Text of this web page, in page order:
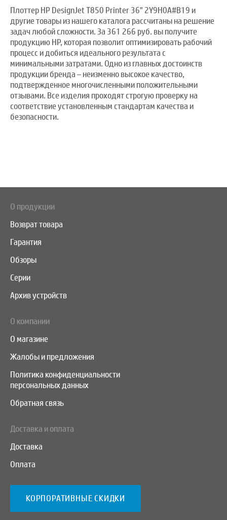
Плоттер HP DesignJet T850 Printer 36" 2Y9H0A#B19 и
другие товары из нашего каталога рассчитаны на решение
задач любой сложности. За 361 266 руб. вы получите
продукцию HP, которая позволит оптимизировать рабочий
процесс и добиться идеального результата с
минимальными затратами. Одно из главных достоинств
продукции бренда – неизменно высокое качество,
подтвержденное многочисленными положительными
отзывами. Все изделия проходят строгую проверку на
соответствие установленным стандартам качества и
безопасности.
О продукции
Возврат товара
Гарантия
Обзоры
Серии
Архив устройств
О компании
О магазине
Жалобы и предложения
Политика конфиденциальности
персональных данных
Обратная связь
Доставка и оплата
Доставка
Оплата
КОРПОРАТИВНЫЕ СКИДКИ